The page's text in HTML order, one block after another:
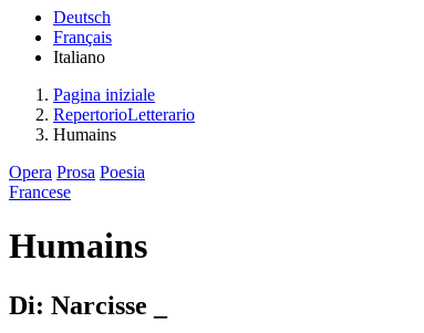
Deutsch
Français
Italiano
Pagina iniziale
RepertorioLetterario
Humains
Opera Prosa Poesia
Francese
Humains
Di: Narcisse _